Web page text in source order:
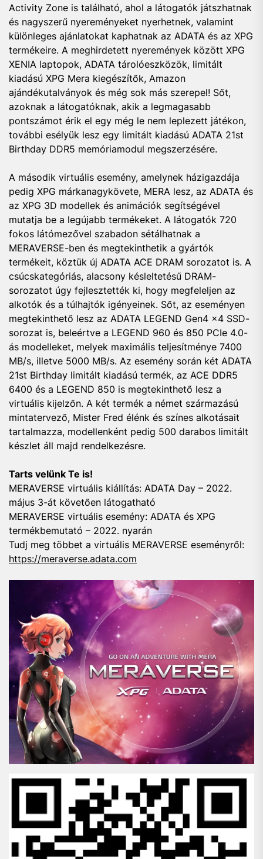
Activity Zone is található, ahol a látogatók játszhatnak
és nagyszerű nyereményeket nyerhetnek, valamint
különleges ajánlatokat kaphatnak az ADATA és az XPG
termékeire. A meghirdetett nyeremények között XPG
XENIA laptopok, ADATA tárolóeszközök, limitált
kiadású XPG Mera kiegészítők, Amazon
ajándékutalványok és még sok más szerepel! Sőt,
azoknak a látogatóknak, akik a legmagasabb
pontszámot érik el egy még le nem leplezett játékon,
további esélyük lesz egy limitált kiadású ADATA 21st
Birthday DDR5 memóriamodul megszerzésére.
A második virtuális esemény, amelynek házigazdája
pedig XPG márkanagykövete, MERA lesz, az ADATA és
az XPG 3D modellek és animációk segítségével
mutatja be a legújabb termékeket. A látogatók 720
fokos látómezővel szabadon sétálhatnak a
MERAVERSE-ben és megtekinthetik a gyártók
termékeit, köztük új ADATA ACE DRAM sorozatot is. A
csúcskategóriás, alacsony késleltetésű DRAM-
sorozatot úgy fejlesztették ki, hogy megfeleljen az
alkotók és a túlhajtók igényeinek. Sőt, az eseményen
megtekinthető lesz az ADATA LEGEND Gen4 x4 SSD-
sorozat is, beleértve a LEGEND 960 és 850 PCIe 4.0-
ás modelleket, melyek maximális teljesítménye 7400
MB/s, illetve 5000 MB/s. Az esemény során két ADATA
21st Birthday limitált kiadású termék, az ACE DDR5
6400 és a LEGEND 850 is megtekinthető lesz a
virtuális kijelzőn. A két termék a német származású
mintatervező, Mister Fred élénk és színes alkotásait
tartalmazza, modellenként pedig 500 darabos limitált
készlet áll majd rendelkezésre.
Tarts velünk Te is!
MERAVERSE virtuális kiállítás: ADATA Day – 2022.
május 3-át követően látogatható
MERAVERSE virtuális esemény: ADATA és XPG
termékbemutató – 2022. nyarán
Tudj meg többet a virtuális MERAVERSE eseményről:
https://meraverse.adata.com